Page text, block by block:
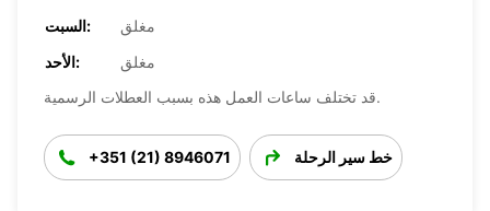
السبت:
مغلق
الأحد:
مغلق
قد تختلف ساعات العمل هذه بسبب العطلات الرسمية.
+351 (21) 8946071 خط سير الرحلة